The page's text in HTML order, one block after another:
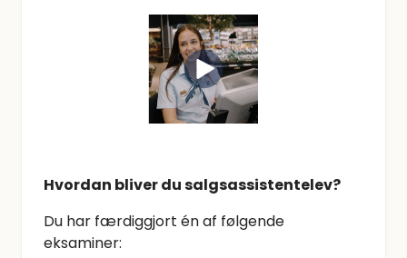
Hvordan bliver du salgsassistentelev?
Du har færdiggjort én af følgende
eksaminer: